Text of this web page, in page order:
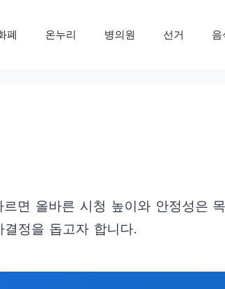
폐 온누리 병의원 선거 음
면 올바른 시청 높이와 안정성은
정을 돕고자 합니다.